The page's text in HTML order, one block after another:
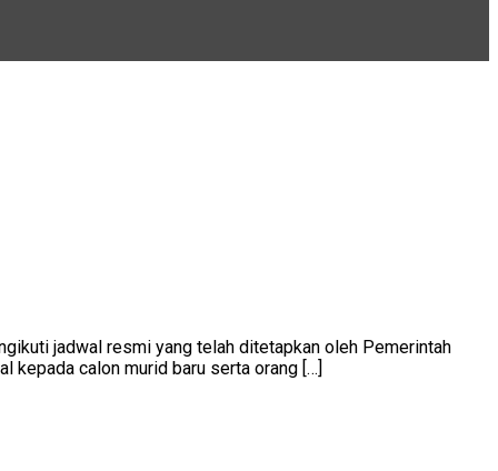
jadwal resmi yang telah ditetapkan oleh Pemerintah
kepada calon murid baru serta orang […]